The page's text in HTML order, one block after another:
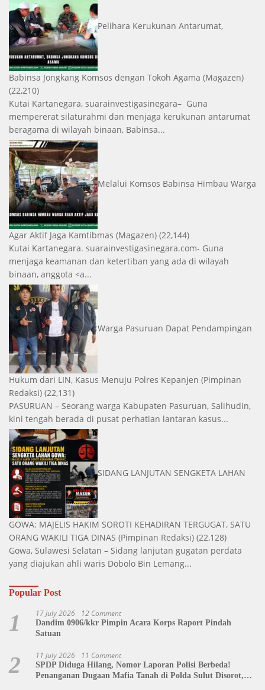
Pelihara Kerukunan Antarumat,
Babinsa Jongkang Komsos dengan Tokoh Agama (Magazen)
(22,210)
Kutai Kartanegara, suarainvestigasinegara– Guna
mempererat silaturahmi dan menjaga kerukunan antarumat
beragama di wilayah binaan, Babinsa...
Melalui Komsos Babinsa Himbau Warga
Agar Aktif Jaga Kamtibmas (Magazen) (22,144)
Kutai Kartanegara. suarainvestigasinegara.com- Guna
menjaga keamanan dan ketertiban yang ada di wilayah
binaan, anggota <a...
Warga Pasuruan Dapat Pendampingan
Hukum dari LIN, Kasus Menuju Polres Kepanjen (Pimpinan
Redaksi) (22,131)
PASURUAN – Seorang warga Kabupaten Pasuruan, Salihudin,
kini tengah berada di pusat perhatian lantaran kasus...
SIDANG LANJUTAN SENGKETA LAHAN
GOWA: MAJELIS HAKIM SOROTI KEHADIRAN TERGUGAT, SATU
ORANG WAKILI TIGA DINAS (Pimpinan Redaksi) (22,128)
Gowa, Sulawesi Selatan – Sidang lanjutan gugatan perdata
yang diajukan ahli waris Dobolo Bin Lemang...
Popular Post
1 17 July 2026 12 Comment
Dandim 0906/kkr Pimpin Acara Korps Raport Pindah
Satuan
2 11 July 2026 11 Comment
SPDP Diduga Hilang, Nomor Laporan Polisi Berbeda!
Penanganan Dugaan Mafia Tanah di Polda Sulut Disorot,